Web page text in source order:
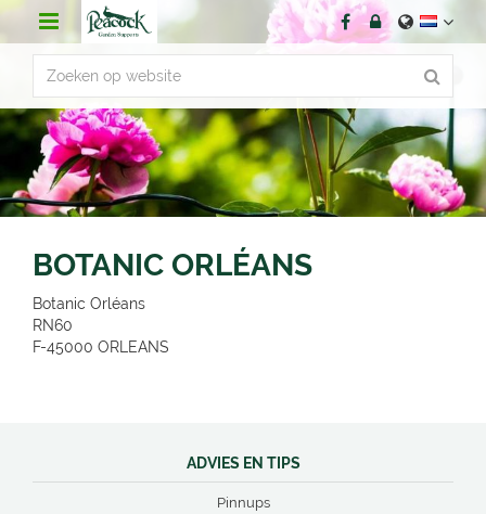
r
n
t
BOTANIC ORLÉANS
Botanic Orléans
RN60
F-45000 ORLEANS
ADVIES EN TIPS
Pinnups